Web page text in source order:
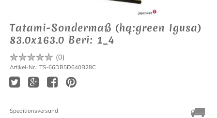
Tatami-Sondermaß (hq:green Igusa)
83.0x163.0 Beri: 1_4
(0)
Artikel-Nr.: TS-66DB5D640B28C
Speditionsversand